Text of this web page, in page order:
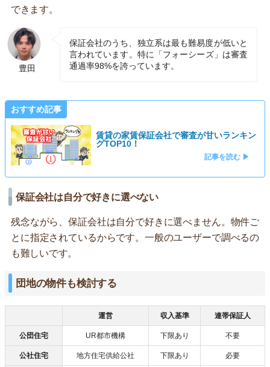
できます。
豊田
保証会社のうち、独立系は最も難易度が低いと
言われています。特に「フォーシーズ」は審査
通過率98%を誇っています。
おすすめ記事
賃貸の家賃保証会社で審査が甘いランキン
グTOP10！
記事を読む ▶
保証会社は自分で好きに選べない
残念ながら、保証会社は自分で好きに選べません。物件ご
とに指定されているからです。一般のユーザーで調べるの
も難しいです。
団地の物件も検討する
運営 収入基準 連帯保証人
公団住宅 UR都市機構 下限あり 不要
公社住宅 地方住宅供給公社 下限あり 必要